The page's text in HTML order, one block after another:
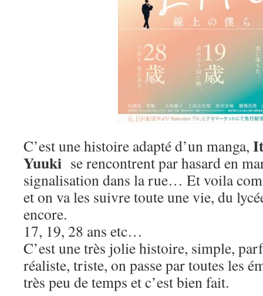
C’est une histoire adapté d’un manga,
Yuuki se rencontrent par hasard en
signalisation dans la rue… Et voila
et on va les suivre toute une vie, du
encore.
17, 19, 28 ans etc…
C’est une très jolie histoire, simple,
réaliste, triste, on passe par toutes les
très peu de temps et c’est bien fait.